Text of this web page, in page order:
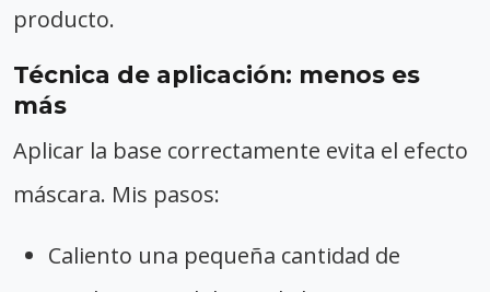
producto.
Técnica de aplicación: menos es
más
Aplicar la base correctamente evita el efecto
máscara. Mis pasos:
Caliento una pequeña cantidad de